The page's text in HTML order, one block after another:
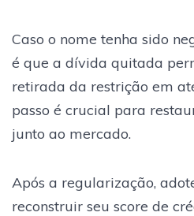
Caso o nome tenha sido
é que a dívida quitada
retirada da restrição em
passo é crucial para
junto ao mercado.
Após a regularização,
reconstruir seu score de